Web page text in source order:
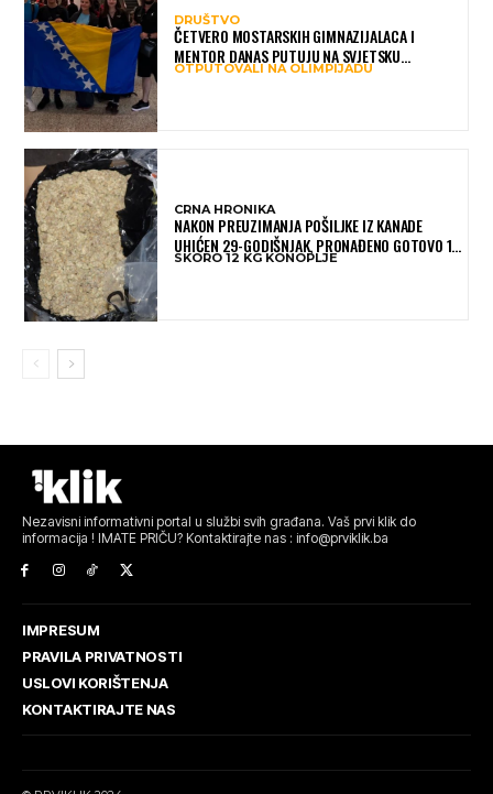
DRUŠTVO
ČETVERO MOSTARSKIH GIMNAZIJALACA I
MENTOR DANAS PUTUJU NA SVJETSKU
OLIMPIJADU IZ AI: PREDSTAVLJAT ĆE BIH MEĐU
OTPUTOVALI NA OLIMPIJADU
CRNA HRONIKA
NAKON PREUZIMANJA POŠILJKE IZ KANADE
UHIĆEN 29-GODIŠNJAK, PRONAĐENO GOTOVO 12
KILOGRAMA KONOPLJE
SKORO 12 KG KONOPLJE
Nezavisni informativni portal u službi svih građana. Vaš prvi klik do
informacija ! IMATE PRIČU? Kontaktirajte nas : info@prviklik.ba
IMPRESUM
PRAVILA PRIVATNOSTI
USLOVI KORIŠTENJA
KONTAKTIRAJTE NAS